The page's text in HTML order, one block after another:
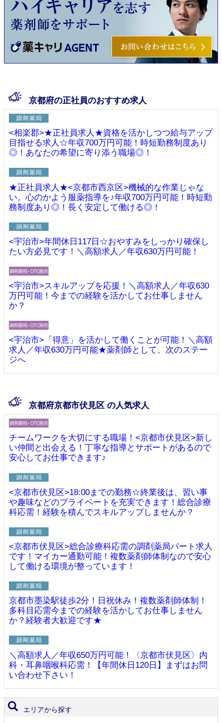
京都府の正社員のおすすめ求人
<相楽郡>★正社員求人★資格を活かしつつ給与アップ
目指せる求人☆年収700万円可能！時短勤務制度あり
◎！あなたの希望に寄り添う職場◎！
★正社員求人★<京都市西京区>機械的な作業じゃな
い。心のかよう服薬指導を♪年収700万円可能！時短勤
務制度あり◎！長く安定して働ける◎！
<宇治市>年間休日117日☆おやすみをしっかり確保し
たい方必見です！＼高額求人／年収630万円可能！
<宇治市>スキルアップを応援！＼高額求人／年収630
万円可能！今までの経験を活かしてお仕事しません
か？
<宇治市>「得意」を活かして働くことが可能！＼高額
求人／年収630万円可能★薬剤師として、次のステー
ジへ
京都府京都市伏見区 の人気求人
チームワークを大切にする職場！<京都市伏見区>新し
い仲間と出会える！丁寧な指導とサポートがあるので
安心してお仕事できます♪
<京都市伏見区>18:00までの勤務☆終業後は、習い事
や趣味などのプライベートを充実できます！総合診療
科応需！経験を積んでスキルアップしませんか？
<京都市伏見区>総合診療科応需の調剤薬局パート求人
です！マイカー通勤可能！複数薬剤師体制なので安心
して働ける環境が整っています！
京都市墨染駅徒歩2分！日祝休み！複数薬剤師体制！
多科目応需今までの経験を活かしてお仕事しません
か？経験者大歓迎です★
＼高額求人／年収650万円可能！〈京都市伏見区〉内
科・耳鼻咽喉科応需！【年間休日120日】まずはお問
い合わせ下さい！
エリアから探す